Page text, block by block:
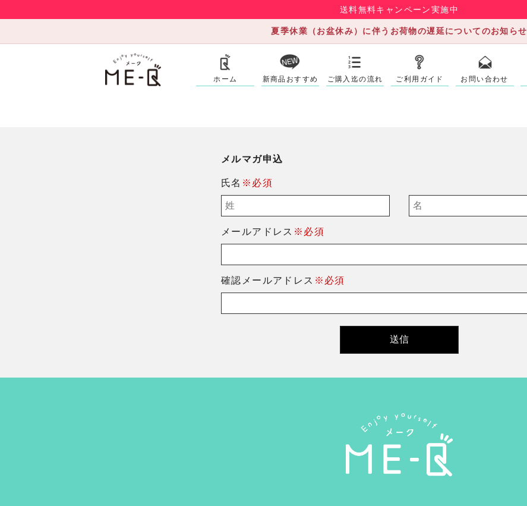
送料無料キャンペーン実施中
夏季休業（お盆休み）に伴うお荷物の遅延についてのお知らせ
ホーム 新商品おすすめ ご購入迄の流れ ご利用ガイド お問い合わせ
メルマガ申込
氏名 ※必須
メールアドレス ※必須
確認メールアドレス ※必須